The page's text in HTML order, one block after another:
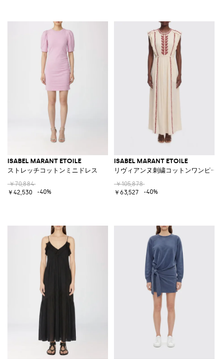
ISABEL MARANT ETOILE
ストレッチコットンミニドレス
￥70,884
￥42,530
-40%
ISABEL MARANT ETOILE
リヴィアンヌ刺繍コットンワンピー
￥105,878
￥63,527
-40%